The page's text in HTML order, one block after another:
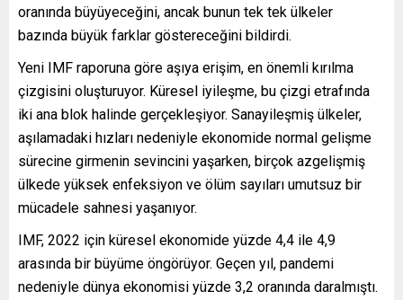
oranında büyüyeceğini, ancak bunun tek tek ülkeler
bazında büyük farklar göstereceğini bildirdi.
Yeni IMF raporuna göre aşıya erişim, en önemli kırılma
çizgisini oluşturuyor. Küresel iyileşme, bu çizgi etrafında
iki ana blok halinde gerçekleşiyor. Sanayileşmiş ülkeler,
aşılamadaki hızları nedeniyle ekonomide normal gelişme
sürecine girmenin sevincini yaşarken, birçok azgelişmiş
ülkede yüksek enfeksiyon ve ölüm sayıları umutsuz bir
mücadele sahnesi yaşanıyor.
IMF, 2022 için küresel ekonomide yüzde 4,4 ile 4,9
arasında bir büyüme öngörüyor. Geçen yıl, pandemi
nedeniyle dünya ekonomisi yüzde 3,2 oranında daralmıştı.